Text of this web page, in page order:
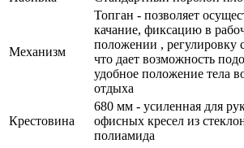
Механизм
Топган - позволяет
качание, фиксацию в
положении , регулировку
что дает возможность
удобное положение тела
отдыха
Крестовина
680 мм - усиленная для
офисных кресел из
полиамида